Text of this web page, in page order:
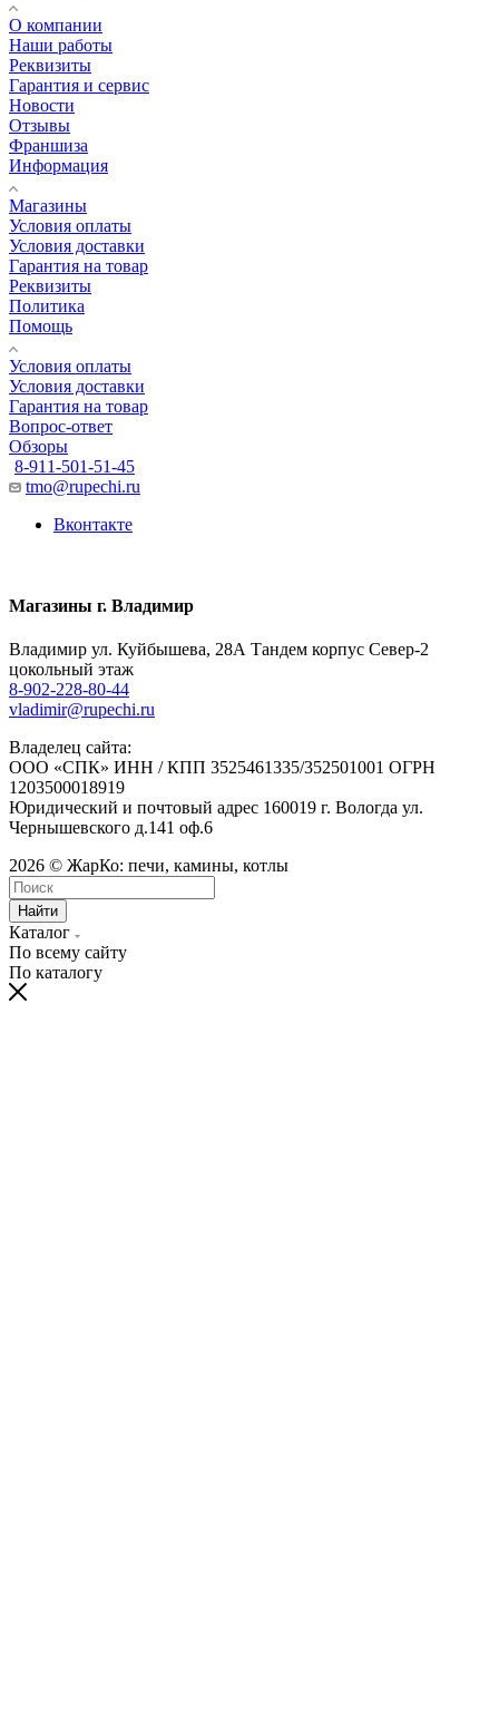
О компании
Наши работы
Реквизиты
Гарантия и сервис
Новости
Отзывы
Франшиза
Информация
Магазины
Условия оплаты
Условия доставки
Гарантия на товар
Реквизиты
Политика
Помощь
Условия оплаты
Условия доставки
Гарантия на товар
Вопрос-ответ
Обзоры
8-911-501-51-45
tmo@rupechi.ru
Вконтакте
Магазины г. Владимир
Владимир ул. Куйбышева, 28А Тандем корпус Север-2
цокольный этаж
8-902-228-80-44
vladimir@rupechi.ru
Владелец сайта:
ООО «СПК» ИНН / КПП 3525461335/352501001 ОГРН
1203500018919
Юридический и почтовый адрес 160019 г. Вологда ул.
Чернышевского д.141 оф.6
2026 © ЖарКо: печи, камины, котлы
Найти
Каталог
По всему сайту
По каталогу